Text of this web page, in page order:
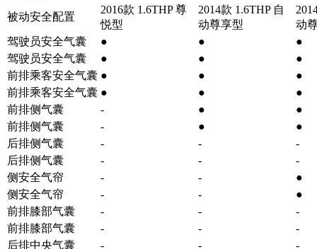
被动安全配置
2016款 1.6THP 尊
悦型
2014款 1.6THP 自
动尊享型
动
驾驶员安全气囊
● ●
●
驾驶员安全气囊
● ●
●
前排乘客安全气囊 ● ●
●
前排乘客安全气囊 ● ●
●
前排侧气囊
- ●
●
前排侧气囊
- ●
●
后排侧气囊
- -
-
后排侧气囊
- -
-
侧安全气帘
- -
●
侧安全气帘
- -
●
前排膝部气囊
- -
-
前排膝部气囊
- -
-
后排中央气囊
- -
-